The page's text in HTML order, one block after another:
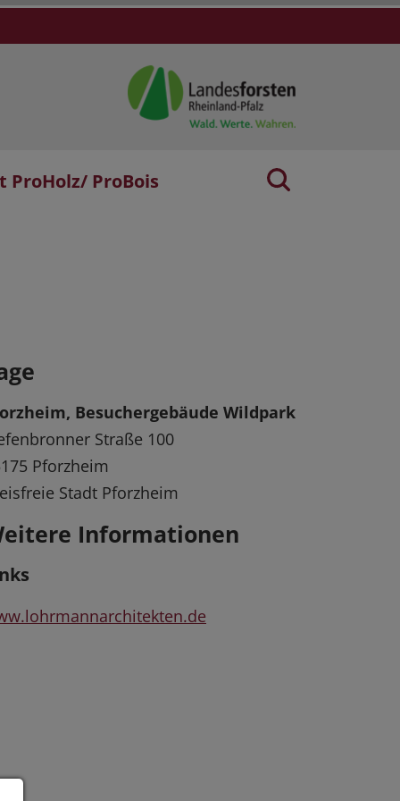
ProBois
Besuchergebäude Wildpark
Straße 100
Pforzheim
Stadt Pforzheim
Informationen